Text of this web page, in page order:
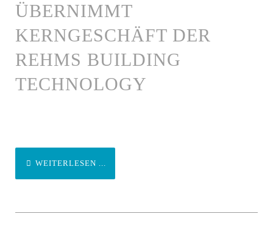
ÜBERNIMMT
KERNGESCHÄFT DER
REHMS BUILDING
TECHNOLOGY
WEITERLESEN ...